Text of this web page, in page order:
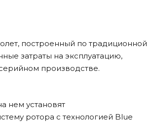
построенный по традиционной
затраты на эксплуатацию,
производстве.
нем установят
ротора с технологией Blue